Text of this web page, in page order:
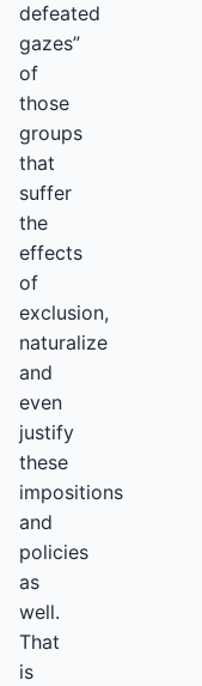
defeated
gazes”
of
those
groups
that
suffer
the
effects
of
exclusion,
naturalize
and
even
justify
these
impositions
and
policies
as
well.
That
is